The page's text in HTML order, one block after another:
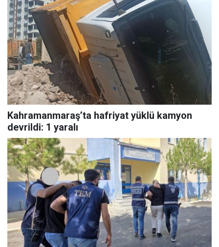
Kahramanmaraş’ta hafriyat yüklü kamyon
devrildi: 1 yaralı